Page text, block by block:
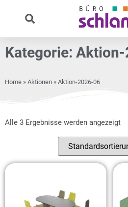
Kategorie:
Home » Aktionen » Aktion-2026-06
Alle 3 Ergebnisse werden angezeigt